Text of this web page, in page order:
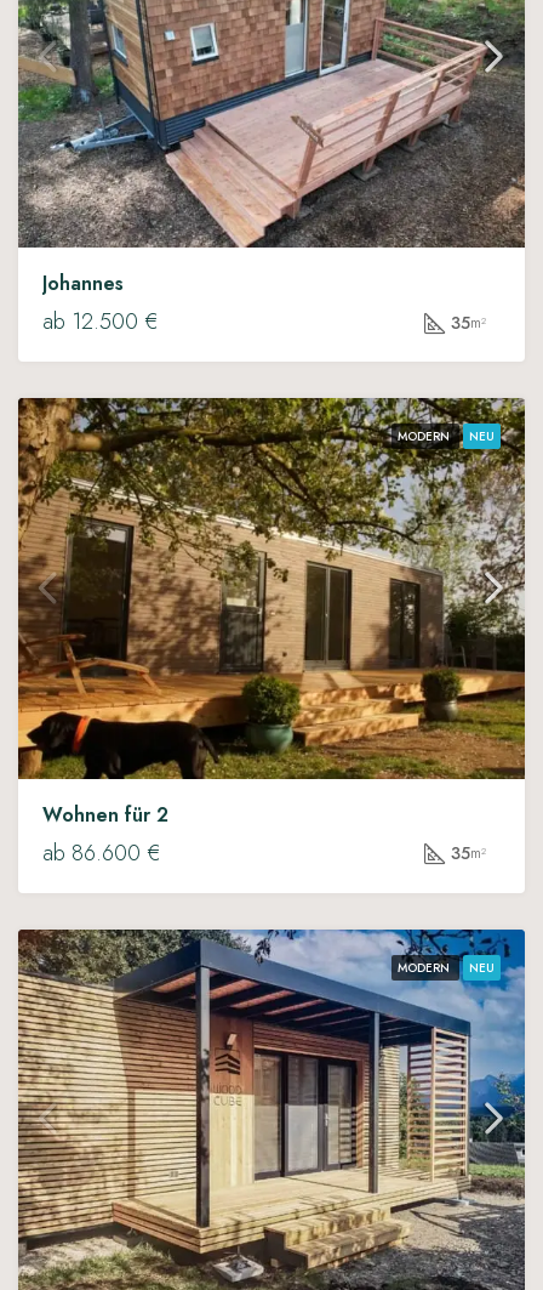
Johannes
ab 12.500 € 35m²
MODERN NEU
Wohnen für 2
ab 86.600 € 35m²
MODERN NEU